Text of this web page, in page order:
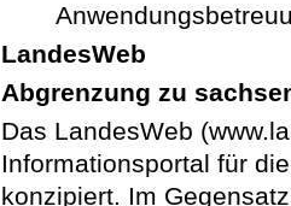
LandesWeb
Abgrenzung zu
Das LandesWeb
Informationsportal für
konzipiert. Im